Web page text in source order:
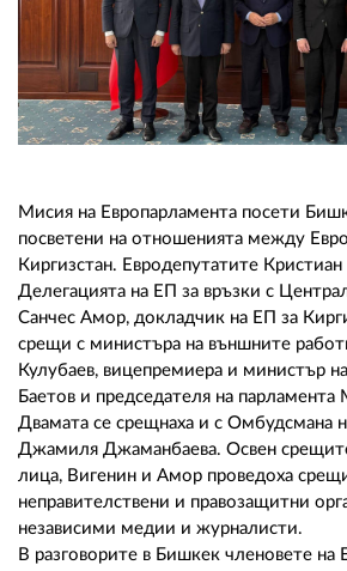
Мисия на Европарламента посети
посветени на отношенията между
Киргизстан. Евродепутатите
Делегацията на ЕП за връзки с
Санчес Амор, докладчик на ЕП за
срещи с министъра на външните
Кулубаев, вицепремиера и министър
Баетов и председателя на
Двамата се срещнаха и с Омбудсмана
Джамиля Джаманбаева. Освен
лица, Вигенин и Амор проведоха
неправителствени и правозащитни
независими медии и журналисти.
В разговорите в Бишкек членовете на